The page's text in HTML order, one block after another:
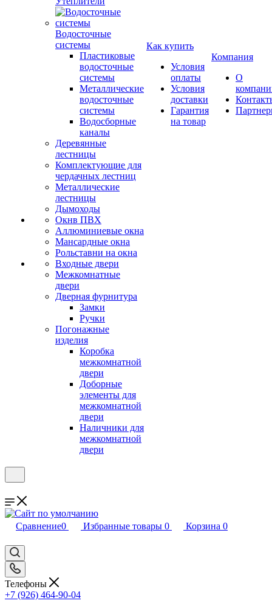
Водосточные
системы
Пластиковые
водосточные
системы
Металлические
водосточные
системы
Водосборные
каналы
Деревянные
лестницы
Комплектующие для
чердачных лестниц
Металлические
лестницы
Дымоходы
Окнв ПВХ
Аллюминиевые окна
Мансардные окна
Рольставни на окна
Входные двери
Межкомнатные
двери
Дверная фурнитура
Замки
Ручки
Погонажные
изделия
Коробка
межкомнатной
двери
Доборные
элементы для
межкомнатной
двери
Наличники для
межкомнатной
двери
Как купить
Условия
оплаты
Условия
доставки
Гарантия
на товар
Компания
О
Сравнение0 Избранные товары 0 Корзина 0
Телефоны
+7 (926) 464-90-04